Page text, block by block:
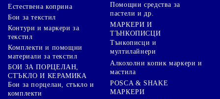
Естествена коприна
Бои за текстил
Контури и маркери за
текстил
Комплекти и помощни
материали за текстил
БОИ ЗА ПОРЦЕЛАН,
СТЪКЛО И КЕРАМИКА
Бои за порцелан, стъкло и
комплекти
Помощни средства за
пастели и др.
МАРКЕРИ И
ТЪНКОПИСЦИ
Тънкописци и
мултилайнери
Алкохолни копик маркери и
мастила
POSCA & SHAKE
МАРКЕРИ